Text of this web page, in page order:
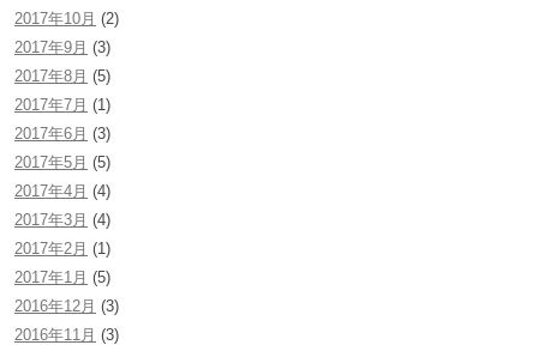
2017年10月 (2)
2017年9月 (3)
2017年8月 (5)
2017年7月 (1)
2017年6月 (3)
2017年5月 (5)
2017年4月 (4)
2017年3月 (4)
2017年2月 (1)
2017年1月 (5)
2016年12月 (3)
2016年11月 (3)